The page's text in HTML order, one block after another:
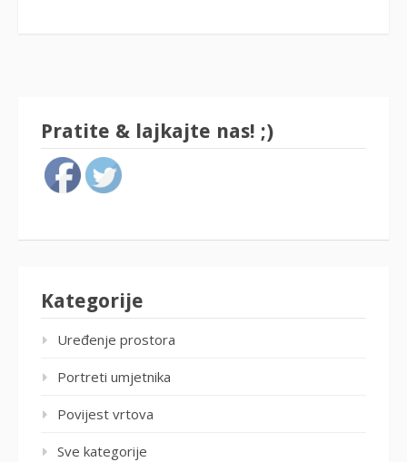
Pratite & lajkajte nas! ;)
Kategorije
Uređenje prostora
Portreti umjetnika
Povijest vrtova
Sve kategorije